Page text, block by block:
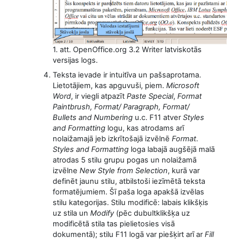
1. att. OpenOffice.org 3.2 Writer latviskotās
versijas logs.
Teksta ievade ir intuitīva un pašsaprotama.
Lietotājiem, kas apguvuši, piem. Microsoft
Word, ir viegli atpazīt Paste Special, Format
Paintbrush, Format/ Paragraph, Format/
Bullets and Numbering u.c. F11 atverStyles
and Formatting logu, kas atrodams arī
nolaižamajā jeb izkrītošajā izvēlnē Format.
Styles and Formatting loga labajā augšējā malā
atrodas 5 stilu grupu pogas un nolaižamā
izvēlne New Style from Selection, kurā var
definēt jaunu stilu, atbilstoši iezīmētā teksta
formatējumiem. Šī paša loga apakšā izvēlas
stilu kategorijas. Stilu modificē: labais klikšķis
uz stila un Modify (pēc dubultklikšķa uz
modificētā stila tas pielietosies visā
dokumentā); stilu F11 logā var piešķirt arī arFill